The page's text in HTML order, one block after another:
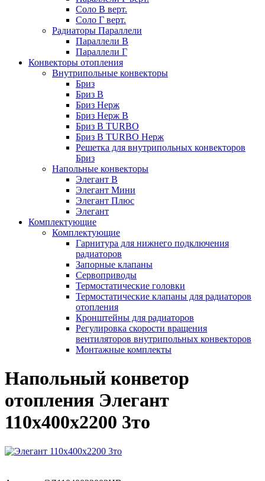
Соло В верт.
Соло Г верт.
Радиаторы Параллели
Параллели В
Параллели Г
Конвекторы отопления
Внутрипольные конвекторы
Бриз
Бриз В
Бриз Нерж
Бриз Нерж В
Бриз В TURBO
Бриз В TURBO Нерж
Решетка для внутрипольных конвекторов
Бриз
Напольные конвекторы
Элегант В
Элегант Мини
Элегант Плюс
Элегант
Комплектующие
Комплектующие
Гарнитура для нижнего подключения
радиаторов
Запорные клапаны
Сервоприводы
Термостатические головки
Термостатические клапаны для радиаторов
отопления
Кронштейны для радиаторов
Регулировка скорости вращения
вентиляторов внутрипольных конвекторов
Монтажные комплекты
Напольный конветор
отопления Элегант
110x400x2200 3то